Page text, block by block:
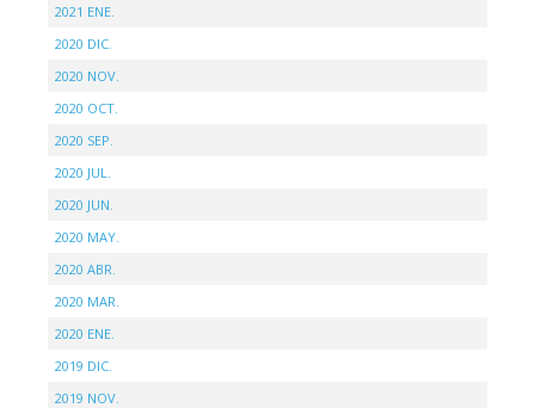
2021 ENE.
2020 DIC.
2020 NOV.
2020 OCT.
2020 SEP.
2020 JUL.
2020 JUN.
2020 MAY.
2020 ABR.
2020 MAR.
2020 ENE.
2019 DIC.
2019 NOV.